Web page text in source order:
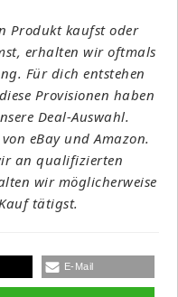
Produkt kaufst oder
erhalten wir oftmals
Für dich entstehen
Provisionen haben
Deal-Auswahl.
eBay und Amazon.
an qualifizierten
wir möglicherweise
tätigst.
E-Mail